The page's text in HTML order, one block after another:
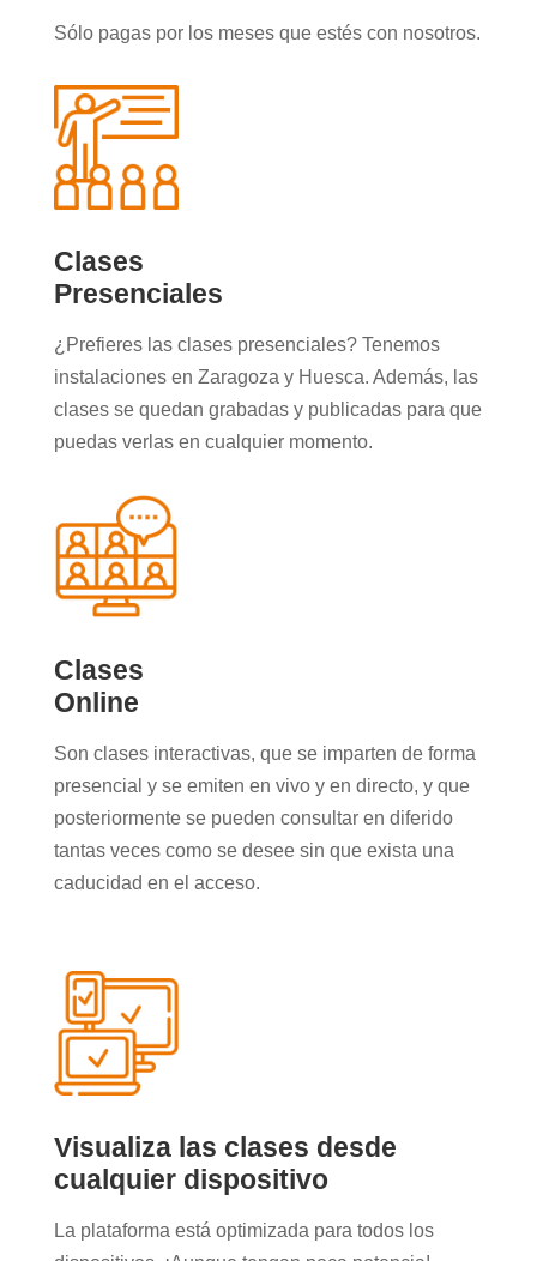
Sólo pagas por los meses que estés con nosotros.
Clases
Presenciales
¿Prefieres las clases presenciales? Tenemos
instalaciones en Zaragoza y Huesca. Además, las
clases se quedan grabadas y publicadas para que
puedas verlas en cualquier momento.
Clases
Online
Son clases interactivas, que se imparten de forma
presencial y se emiten en vivo y en directo, y que
posteriormente se pueden consultar en diferido
tantas veces como se desee sin que exista una
caducidad en el acceso.
Visualiza las clases desde
cualquier dispositivo
La plataforma está optimizada para todos los